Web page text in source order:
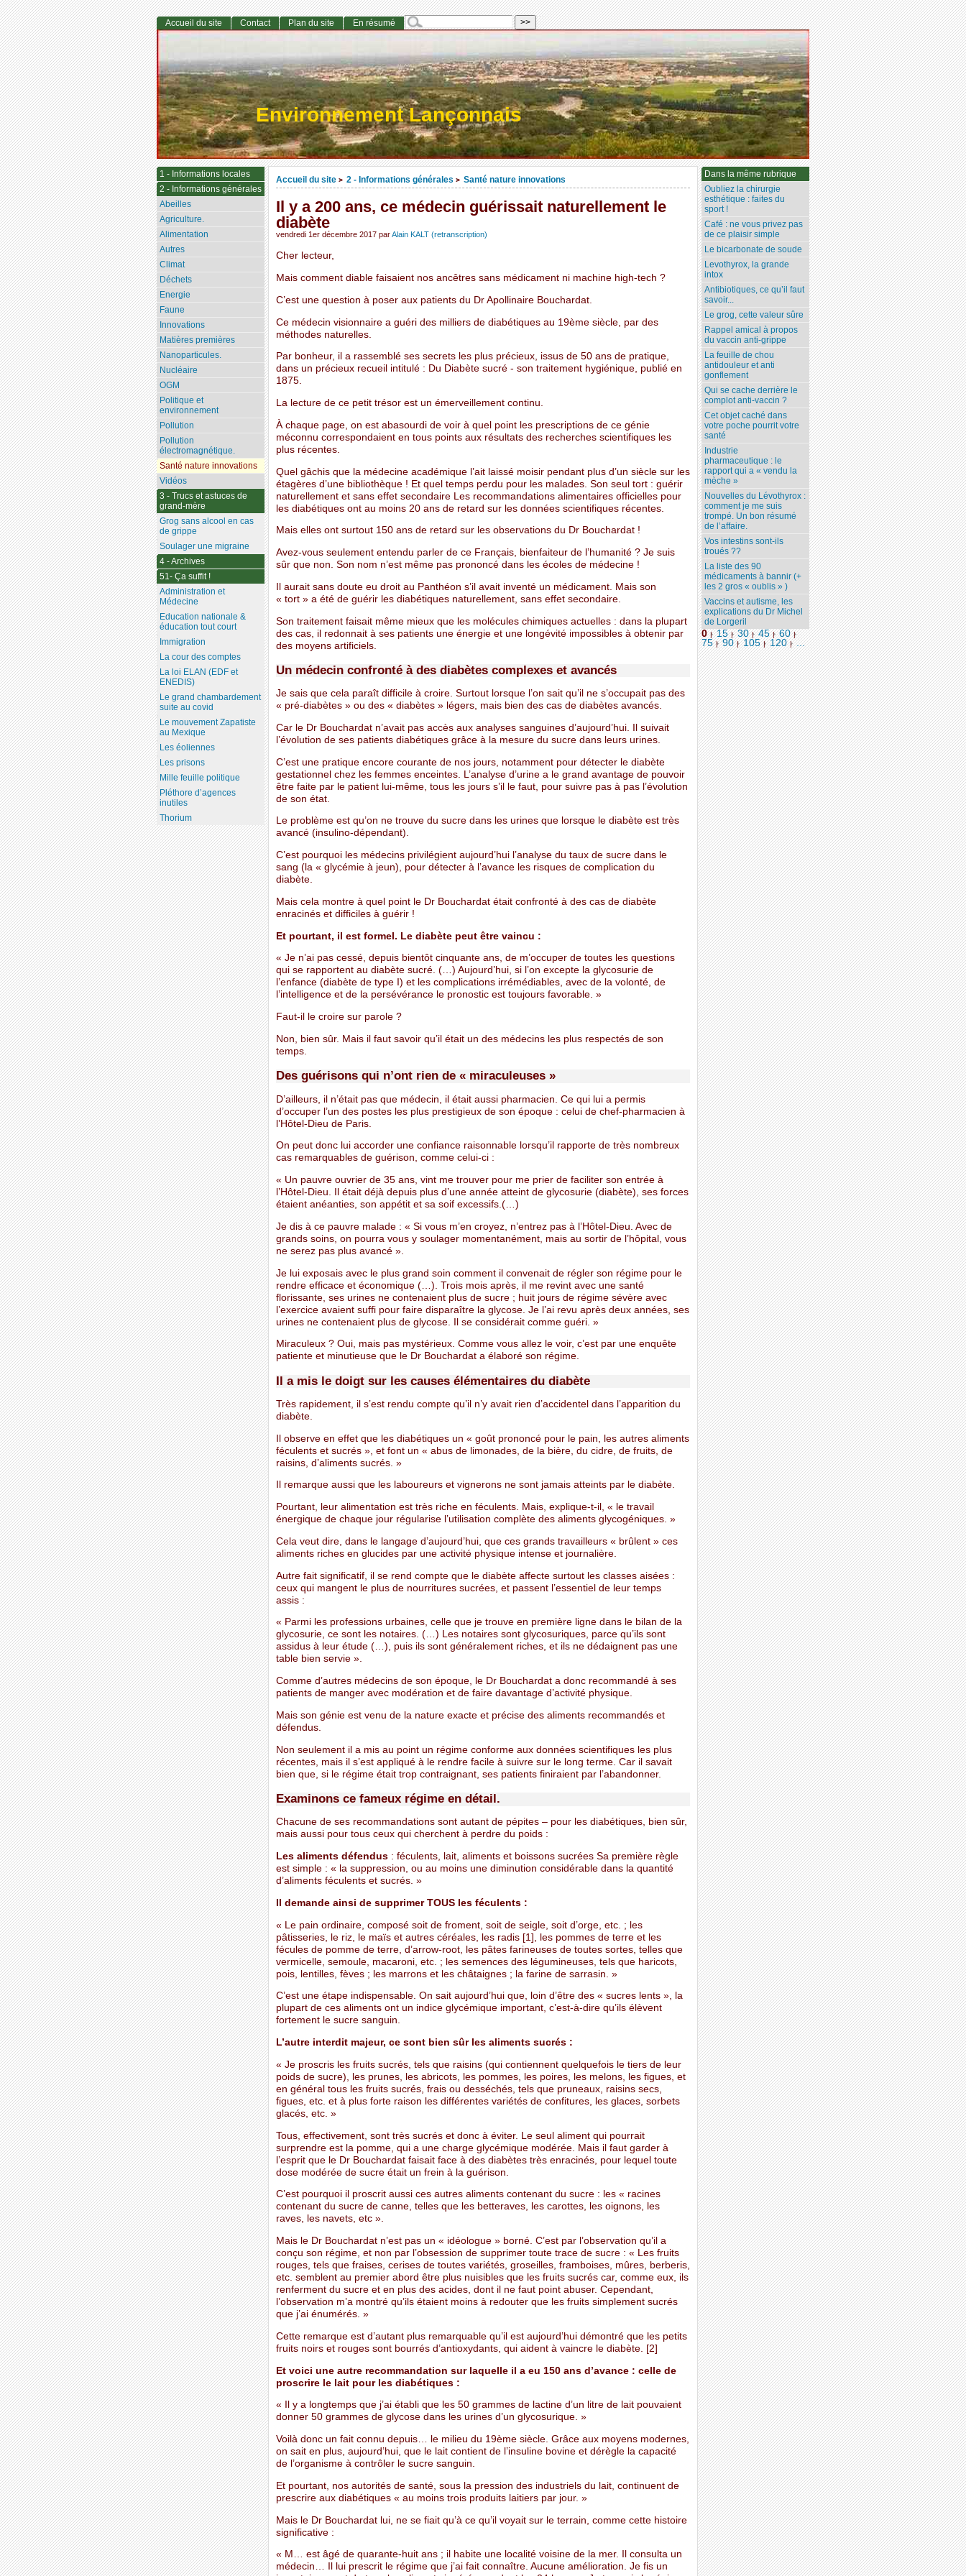
Environnement Lançonnais
Accueil du site > 2 - Informations générales > Santé nature innovations
Il y a 200 ans, ce médecin guérissait naturellement le
diabète
vendredi 1er décembre 2017 parAlain KALT (retranscription)
Cher lecteur,
Mais comment diable faisaient nos ancêtres sans médicament ni machine high-tech ?
C’est une question à poser aux patients du Dr Apollinaire Bouchardat.
Ce médecin visionnaire a guéri des milliers de diabétiques au 19ème siècle, par des
méthodes naturelles.
Par bonheur, il a rassemblé ses secrets les plus précieux, issus de 50 ans de pratique,
dans un précieux recueil intitulé : Du Diabète sucré - son traitement hygiénique, publié en
1875.
La lecture de ce petit trésor est un émerveillement continu.
À chaque page, on est abasourdi de voir à quel point les prescriptions de ce génie
méconnu correspondaient en tous points aux résultats des recherches scientifiques les
plus récentes.
Quel gâchis que la médecine académique l’ait laissé moisir pendant plus d’un siècle sur les
étagères d’une bibliothèque ! Et quel temps perdu pour les malades. Son seul tort : guérir
naturellement et sans effet secondaire Les recommandations alimentaires officielles pour
les diabétiques ont au moins 20 ans de retard sur les données scientifiques récentes.
Mais elles ont surtout 150 ans de retard sur les observations du Dr Bouchardat !
Avez-vous seulement entendu parler de ce Français, bienfaiteur de l’humanité ? Je suis
sûr que non. Son nom n’est même pas prononcé dans les écoles de médecine !
Il aurait sans doute eu droit au Panthéon s’il avait inventé un médicament. Mais son
« tort » a été de guérir les diabétiques naturellement, sans effet secondaire.
Son traitement faisait même mieux que les molécules chimiques actuelles : dans la plupart
des cas, il redonnait à ses patients une énergie et une longévité impossibles à obtenir par
des moyens artificiels.
Un médecin confronté à des diabètes complexes et avancés
Je sais que cela paraît difficile à croire. Surtout lorsque l’on sait qu’il ne s’occupait pas des
« pré-diabètes » ou des « diabètes » légers, mais bien des cas de diabètes avancés.
Car le Dr Bouchardat n’avait pas accès aux analyses sanguines d’aujourd’hui. Il suivait
l’évolution de ses patients diabétiques grâce à la mesure du sucre dans leurs urines.
C’est une pratique encore courante de nos jours, notamment pour détecter le diabète
gestationnel chez les femmes enceintes. L’analyse d’urine a le grand avantage de pouvoir
être faite par le patient lui-même, tous les jours s’il le faut, pour suivre pas à pas l’évolution
de son état.
Le problème est qu’on ne trouve du sucre dans les urines que lorsque le diabète est très
avancé (insulino-dépendant).
C’est pourquoi les médecins privilégient aujourd’hui l’analyse du taux de sucre dans le
sang (la « glycémie à jeun), pour détecter à l’avance les risques de complication du
diabète.
Mais cela montre à quel point le Dr Bouchardat était confronté à des cas de diabète
enracinés et difficiles à guérir !
Et pourtant, il est formel. Le diabète peut être vaincu :
« Je n’ai pas cessé, depuis bientôt cinquante ans, de m’occuper de toutes les questions
qui se rapportent au diabète sucré. (…) Aujourd’hui, si l’on excepte la glycosurie de
l’enfance (diabète de type I) et les complications irrémédiables, avec de la volonté, de
l’intelligence et de la persévérance le pronostic est toujours favorable. »
Faut-il le croire sur parole ?
Non, bien sûr. Mais il faut savoir qu’il était un des médecins les plus respectés de son
temps.
Des guérisons qui n’ont rien de « miraculeuses »
D’ailleurs, il n’était pas que médecin, il était aussi pharmacien. Ce qui lui a permis
d’occuper l’un des postes les plus prestigieux de son époque : celui de chef-pharmacien à
l’Hôtel-Dieu de Paris.
On peut donc lui accorder une confiance raisonnable lorsqu’il rapporte de très nombreux
cas remarquables de guérison, comme celui-ci :
« Un pauvre ouvrier de 35 ans, vint me trouver pour me prier de faciliter son entrée à
l’Hôtel-Dieu. Il était déjà depuis plus d’une année atteint de glycosurie (diabète), ses forces
étaient anéanties, son appétit et sa soif excessifs.(…)
Je dis à ce pauvre malade : « Si vous m’en croyez, n’entrez pas à l’Hôtel-Dieu. Avec de
grands soins, on pourra vous y soulager momentanément, mais au sortir de l’hôpital, vous
ne serez pas plus avancé ».
Je lui exposais avec le plus grand soin comment il convenait de régler son régime pour le
rendre efficace et économique (…). Trois mois après, il me revint avec une santé
florissante, ses urines ne contenaient plus de sucre ; huit jours de régime sévère avec
l’exercice avaient suffi pour faire disparaître la glycose. Je l’ai revu après deux années, ses
urines ne contenaient plus de glycose. Il se considérait comme guéri. »
Miraculeux ? Oui, mais pas mystérieux. Comme vous allez le voir, c’est par une enquête
patiente et minutieuse que le Dr Bouchardat a élaboré son régime.
Il a mis le doigt sur les causes élémentaires du diabète
Très rapidement, il s’est rendu compte qu’il n’y avait rien d’accidentel dans l’apparition du
diabète.
Il observe en effet que les diabétiques un « goût prononcé pour le pain, les autres aliments
féculents et sucrés », et font un « abus de limonades, de la bière, du cidre, de fruits, de
raisins, d’aliments sucrés. »
Il remarque aussi que les laboureurs et vignerons ne sont jamais atteints par le diabète.
Pourtant, leur alimentation est très riche en féculents. Mais, explique-t-il, « le travail
énergique de chaque jour régularise l’utilisation complète des aliments glycogéniques. »
Cela veut dire, dans le langage d’aujourd’hui, que ces grands travailleurs « brûlent » ces
aliments riches en glucides par une activité physique intense et journalière.
Autre fait significatif, il se rend compte que le diabète affecte surtout les classes aisées :
ceux qui mangent le plus de nourritures sucrées, et passent l’essentiel de leur temps
assis :
« Parmi les professions urbaines, celle que je trouve en première ligne dans le bilan de la
glycosurie, ce sont les notaires. (…) Les notaires sont glycosuriques, parce qu’ils sont
assidus à leur étude (…), puis ils sont généralement riches, et ils ne dédaignent pas une
table bien servie ».
Comme d’autres médecins de son époque, le Dr Bouchardat a donc recommandé à ses
patients de manger avec modération et de faire davantage d’activité physique.
Mais son génie est venu de la nature exacte et précise des aliments recommandés et
défendus.
Non seulement il a mis au point un régime conforme aux données scientifiques les plus
récentes, mais il s’est appliqué à le rendre facile à suivre sur le long terme. Car il savait
bien que, si le régime était trop contraignant, ses patients finiraient par l’abandonner.
Examinons ce fameux régime en détail.
Chacune de ses recommandations sont autant de pépites – pour les diabétiques, bien sûr,
mais aussi pour tous ceux qui cherchent à perdre du poids :
Les aliments défendus: féculents, lait, aliments et boissons sucrées Sa première règle
est simple : « la suppression, ou au moins une diminution considérable dans la quantité
d’aliments féculents et sucrés. »
Il demande ainsi de supprimer TOUS les féculents :
« Le pain ordinaire, composé soit de froment, soit de seigle, soit d’orge, etc. ; les
pâtisseries, le riz, le maïs et autres céréales, les radis [1], les pommes de terre et les
fécules de pomme de terre, d’arrow-root, les pâtes farineuses de toutes sortes, telles que
vermicelle, semoule, macaroni, etc. ; les semences des légumineuses, tels que haricots,
pois, lentilles, fèves ; les marrons et les châtaignes ; la farine de sarrasin. »
C’est une étape indispensable. On sait aujourd’hui que, loin d’être des « sucres lents », la
plupart de ces aliments ont un indice glycémique important, c’est-à-dire qu’ils élèvent
fortement le sucre sanguin.
L’autre interdit majeur, ce sont bien sûr les aliments sucrés :
« Je proscris les fruits sucrés, tels que raisins (qui contiennent quelquefois le tiers de leur
poids de sucre), les prunes, les abricots, les pommes, les poires, les melons, les figues, et
en général tous les fruits sucrés, frais ou desséchés, tels que pruneaux, raisins secs,
figues, etc. et à plus forte raison les différentes variétés de confitures, les glaces, sorbets
glacés, etc. »
Tous, effectivement, sont très sucrés et donc à éviter. Le seul aliment qui pourrait
surprendre est la pomme, qui a une charge glycémique modérée. Mais il faut garder à
l’esprit que le Dr Bouchardat faisait face à des diabètes très enracinés, pour lequel toute
dose modérée de sucre était un frein à la guérison.
C’est pourquoi il proscrit aussi ces autres aliments contenant du sucre : les « racines
contenant du sucre de canne, telles que les betteraves, les carottes, les oignons, les
raves, les navets, etc ».
Mais le Dr Bouchardat n’est pas un « idéologue » borné. C’est par l’observation qu’il a
conçu son régime, et non par l’obsession de supprimer toute trace de sucre : « Les fruits
rouges, tels que fraises, cerises de toutes variétés, groseilles, framboises, mûres, berberis,
etc. semblent au premier abord être plus nuisibles que les fruits sucrés car, comme eux, ils
renferment du sucre et en plus des acides, dont il ne faut point abuser. Cependant,
l’observation m’a montré qu’ils étaient moins à redouter que les fruits simplement sucrés
que j’ai énumérés. »
Cette remarque est d’autant plus remarquable qu’il est aujourd’hui démontré que les petits
fruits noirs et rouges sont bourrés d’antioxydants, qui aident à vaincre le diabète. [2]
Et voici une autre recommandation sur laquelle il a eu 150 ans d’avance : celle de
proscrire le lait pour les diabétiques :
« Il y a longtemps que j’ai établi que les 50 grammes de lactine d’un litre de lait pouvaient
donner 50 grammes de glycose dans les urines d’un glycosurique. »
Voilà donc un fait connu depuis… le milieu du 19ème siècle. Grâce aux moyens modernes,
on sait en plus, aujourd’hui, que le lait contient de l’insuline bovine et dérègle la capacité
de l’organisme à contrôler le sucre sanguin.
Et pourtant, nos autorités de santé, sous la pression des industriels du lait, continuent de
prescrire aux diabétiques « au moins trois produits laitiers par jour. »
Mais le Dr Bouchardat lui, ne se fiait qu’à ce qu’il voyait sur le terrain, comme cette histoire
significative :
« M… est âgé de quarante-huit ans ; il habite une localité voisine de la mer. Il consulta un
médecin… Il lui prescrit le régime que j’ai fait connaître. Aucune amélioration. Je fis un
Dans la même rubrique
Oubliez la chirurgie
esthétique : faites du
sport !
Café : ne vous privez pas
de ce plaisir simple
Le bicarbonate de soude
Levothyrox, la grande
intox
Antibiotiques, ce qu’il faut
savoir...
Le grog, cette valeur sûre
Rappel amical à propos
du vaccin anti-grippe
La feuille de chou
antidouleur et anti
gonflement
Qui se cache derrière le
complot anti-vaccin ?
Cet objet caché dans
votre poche pourrit votre
santé
Industrie
pharmaceutique : le
rapport qui a « vendu la
mèche »
Nouvelles du Lévothyrox :
comment je me suis
trompé. Un bon résumé
de l’affaire.
Vos intestins sont-ils
troués ??
La liste des 90
médicaments à bannir (+
les 2 gros « oublis » )
Vaccins et autisme, les
explications du Dr Michel
de Lorgeril
0 | 15 | 30 | 45 | 60 |
75 | 90 | 105 | 120 | ...
Accueil du site Contact Plan du site En résumé
1 - Informations locales
2 - Informations générales
Abeilles
Agriculture.
Alimentation
Autres
Climat
Déchets
Energie
Faune
Innovations
Matières premières
Nanoparticules.
Nucléaire
OGM
Politique et
environnement
Pollution
Pollution
électromagnétique.
Santé nature innovations
Vidéos
3 - Trucs et astuces de
grand-mère
Grog sans alcool en cas
de grippe
Soulager une migraine
4 - Archives
51- Ça suffit !
Administration et
Médecine
Education nationale &
éducation tout court
Immigration
La cour des comptes
La loi ELAN (EDF et
ENEDIS)
Le grand chambardement
suite au covid
Le mouvement Zapatiste
au Mexique
Les éoliennes
Les prisons
Mille feuille politique
Pléthore d’agences
inutiles
Thorium